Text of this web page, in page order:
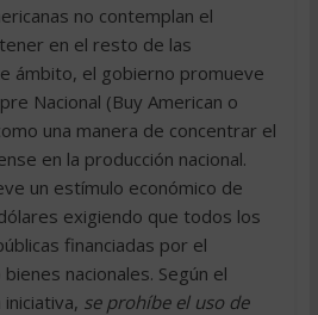
no contemplan el
en el resto de las
ámbito, el gobierno promueve
Nacional (Buy American o
una manera de concentrar el
en la producción nacional.
un estímulo económico de
exigiendo que todos los
financiadas por el
nacionales. Según el
 se prohíbe el uso de